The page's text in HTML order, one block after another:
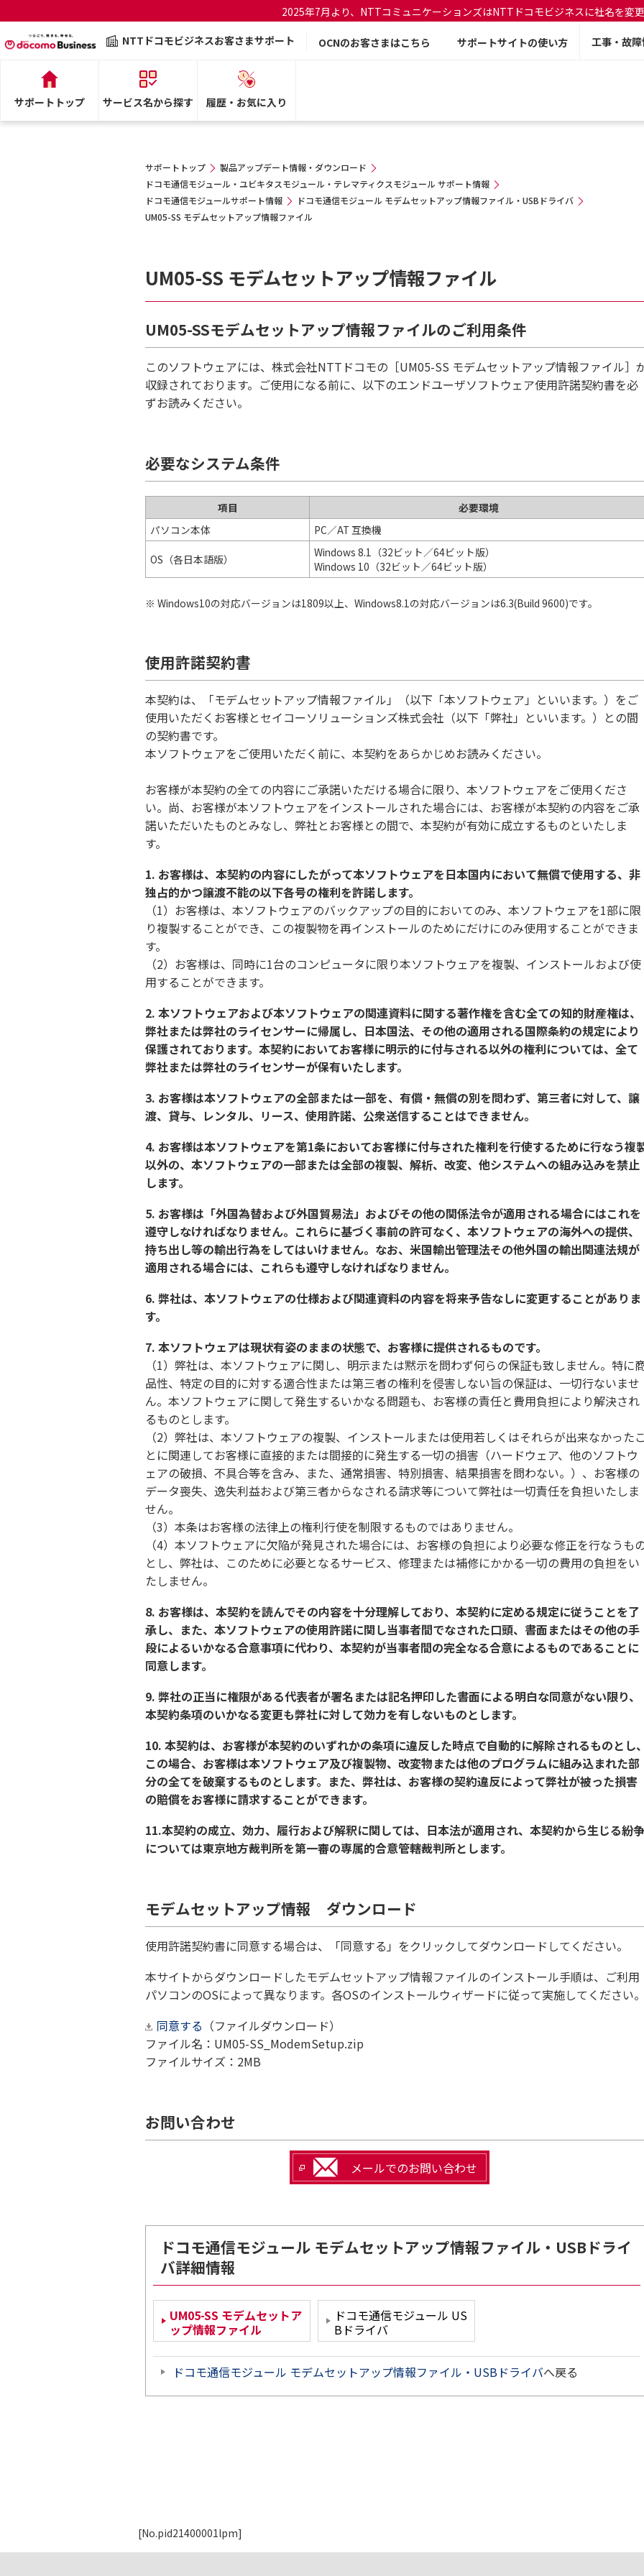
2025年7月より、NTTコミュニケーションズはNTTドコモビジネスに社名を変
NTTドコモビジネスお客さまサポート
OCNのお客さまはこちら サポートサイトの使い方 工事・故
サポートトップ サービス名から探す 履歴・お気に入り
サポートトップ
製品アップデート情報・ダウンロード
ドコモ通信モジュール・ユビキタスモジュール・テレマティクスモジュール サポート情報
ドコモ通信モジュールサポート情報
ドコモ通信モジュール モデムセットアップ情報ファイル・USBドライバ
UM05-SS モデムセットアップ情報ファイル
UM05-SS モデムセットアップ情報ファイル
UM05-SSモデムセットアップ情報ファイルのご利用条件
このソフトウェアには、株式会社NTTドコモの［UM05-SS モデムセットアップ情報ファイル］
収録されております。ご使用になる前に、以下のエンドユーザソフトウェア使用許諾契約書を必
ずお読みください。
必要なシステム条件
項目
必要環境
パソコン本体
PC／AT 互換機
OS（各日本語版）
Windows 8.1（32ビット／64ビット版）
Windows 10（32ビット／64ビット版）
Windows10の対応バージョンは1809以上、Windows8.1の対応バージョンは6.3(Build 9600)です。
使用許諾契約書
本契約は、「モデムセットアップ情報ファイル」（以下「本ソフトウェア」といいます。）をご
使用いただくお客様とセイコーソリューションズ株式会社（以下「弊社」といいます。）との間
の契約書です。
本ソフトウェアをご使用いただく前に、本契約をあらかじめお読みください。
お客様が本契約の全ての内容にご承諾いただける場合に限り、本ソフトウェアをご使用くださ
い。尚、お客様が本ソフトウェアをインストールされた場合には、お客様が本契約の内容をご承
諾いただいたものとみなし、弊社とお客様との間で、本契約が有効に成立するものといたしま
す。
1. お客様は、本契約の内容にしたがって本ソフトウェアを日本国内において無償で使用する、非
独占的かつ譲渡不能の以下各号の権利を許諾します。
（1）お客様は、本ソフトウェアのバックアップの目的においてのみ、本ソフトウェアを1部に限
り複製することができ、この複製物を再インストールのためにだけにのみ使用することができま
す。
（2）お客様は、同時に1台のコンピュータに限り本ソフトウェアを複製、インストールおよび使
用することができます。
2. 本ソフトウェアおよび本ソフトウェアの関連資料に関する著作権を含む全ての知的財産権は、
弊社または弊社のライセンサーに帰属し、日本国法、その他の適用される国際条約の規定により
保護されております。本契約においてお客様に明示的に付与される以外の権利については、全て
弊社または弊社のライセンサーが保有いたします。
3. お客様は本ソフトウェアの全部または一部を、有償・無償の別を問わず、第三者に対して、譲
渡、貸与、レンタル、リース、使用許諾、公衆送信することはできません。
4. お客様は本ソフトウェアを第1条においてお客様に付与された権利を行使するために行なう複
以外の、本ソフトウェアの一部または全部の複製、解析、改変、他システムへの組み込みを禁止
します。
5. お客様は「外国為替および外国貿易法」およびその他の関係法令が適用される場合にはこれを
遵守しなければなりません。これらに基づく事前の許可なく、本ソフトウェアの海外への提供、
持ち出し等の輸出行為をしてはいけません。なお、米国輸出管理法その他外国の輸出関連法規が
適用される場合には、これらも遵守しなければなりません。
6. 弊社は、本ソフトウェアの仕様および関連資料の内容を将来予告なしに変更することがありま
す。
7. 本ソフトウェアは現状有姿のままの状態で、お客様に提供されるものです。
（1）弊社は、本ソフトウェアに関し、明示または黙示を問わず何らの保証も致しません。特に
品性、特定の目的に対する適合性または第三者の権利を侵害しない旨の保証は、一切行ないませ
ん。本ソフトウェアに関して発生するいかなる問題も、お客様の責任と費用負担により解決され
るものとします。
（2）弊社は、本ソフトウェアの複製、インストールまたは使用若しくはそれらが出来なかった
とに関連してお客様に直接的または間接的に発生する一切の損害（ハードウェア、他のソフトウ
ェアの破損、不具合等を含み、また、通常損害、特別損害、結果損害を問わない。）、お客様の
データ喪失、逸失利益および第三者からなされる請求等について弊社は一切責任を負担いたしま
せん。
（3）本条はお客様の法律上の権利行使を制限するものではありません。
（4）本ソフトウェアに欠陥が発見された場合には、お客様の負担により必要な修正を行なうも
とし、弊社は、このために必要となるサービス、修理または補修にかかる一切の費用の負担をい
たしません。
8. お客様は、本契約を読んでその内容を十分理解しており、本契約に定める規定に従うことを了
承し、また、本ソフトウェアの使用許諾に関し当事者間でなされた口頭、書面またはその他の手
段によるいかなる合意事項に代わり、本契約が当事者間の完全なる合意によるものであることに
同意します。
9. 弊社の正当に権限がある代表者が署名または記名押印した書面による明白な同意がない限り、
本契約条項のいかなる変更も弊社に対して効力を有しないものとします。
10. 本契約は、お客様が本契約のいずれかの条項に違反した時点で自動的に解除されるものとし
この場合、お客様は本ソフトウェア及び複製物、改変物または他のプログラムに組み込まれた部
分の全てを破棄するものとします。また、弊社は、お客様の契約違反によって弊社が被った損害
の賠償をお客様に請求することができます。
11.本契約の成立、効力、履行および解釈に関しては、日本法が適用され、本契約から生じる紛争
については東京地方裁判所を第一審の専属的合意管轄裁判所とします。
モデムセットアップ情報 ダウンロード
使用許諾契約書に同意する場合は、「同意する」をクリックしてダウンロードしてください。
本サイトからダウンロードしたモデムセットアップ情報ファイルのインストール手順は、ご利用
パソコンのOSによって異なります。各OSのインストールウィザードに従って実施してください
同意する （ファイルダウンロード）
ファイル名：UM05-SS_ModemSetup.zip
ファイルサイズ：2MB
お問い合わせ
メールでのお問い合わせ
ドコモ通信モジュール モデムセットアップ情報ファイル・USBドライ
バ詳細情報
UM05-SS モデムセットア
ップ情報ファイル
ドコモ通信モジュール US
Bドライバ
ドコモ通信モジュール モデムセットアップ情報ファイル・USBドライバへ戻る
[No.pid21400001lpm]